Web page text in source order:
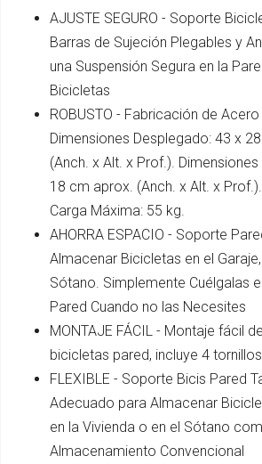
AJUSTE SEGURO - Soporte
Barras de Sujeción Plegables y
una Suspensión Segura en la
Bicicletas
ROBUSTO - Fabricación de
Dimensiones Desplegado: 43 x
(Anch. x Alt. x Prof.).
18 cm aprox. (Anch. x Alt. x
Carga Máxima: 55 kg.
AHORRA ESPACIO - Soporte
Almacenar Bicicletas en el
Sótano. Simplemente Cuélgalas
Pared Cuando no las Necesites
MONTAJE FÁCIL - Montaje fácil
bicicletas pared, incluye 4
FLEXIBLE - Soporte Bicis Pared
Adecuado para Almacenar
en la Vivienda o en el Sótano
Almacenamiento Convencional